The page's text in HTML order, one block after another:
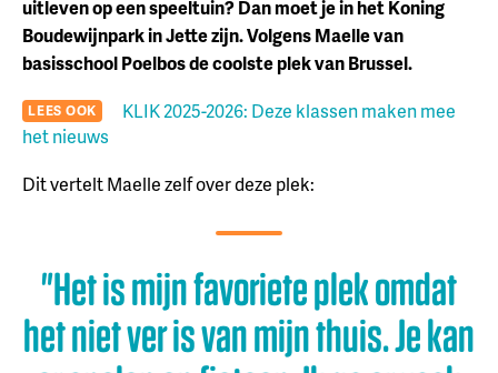
uitleven op een speeltuin? Dan moet je in het Koning
Boudewijnpark in Jette zijn. Volgens Maelle van
basisschool Poelbos de coolste plek van Brussel.
LEES OOK
KLIK 2025-2026: Deze klassen maken mee
het nieuws
Dit vertelt Maelle zelf over deze plek:
"Het is mijn favoriete plek omdat
het niet ver is van mijn thuis. Je kan